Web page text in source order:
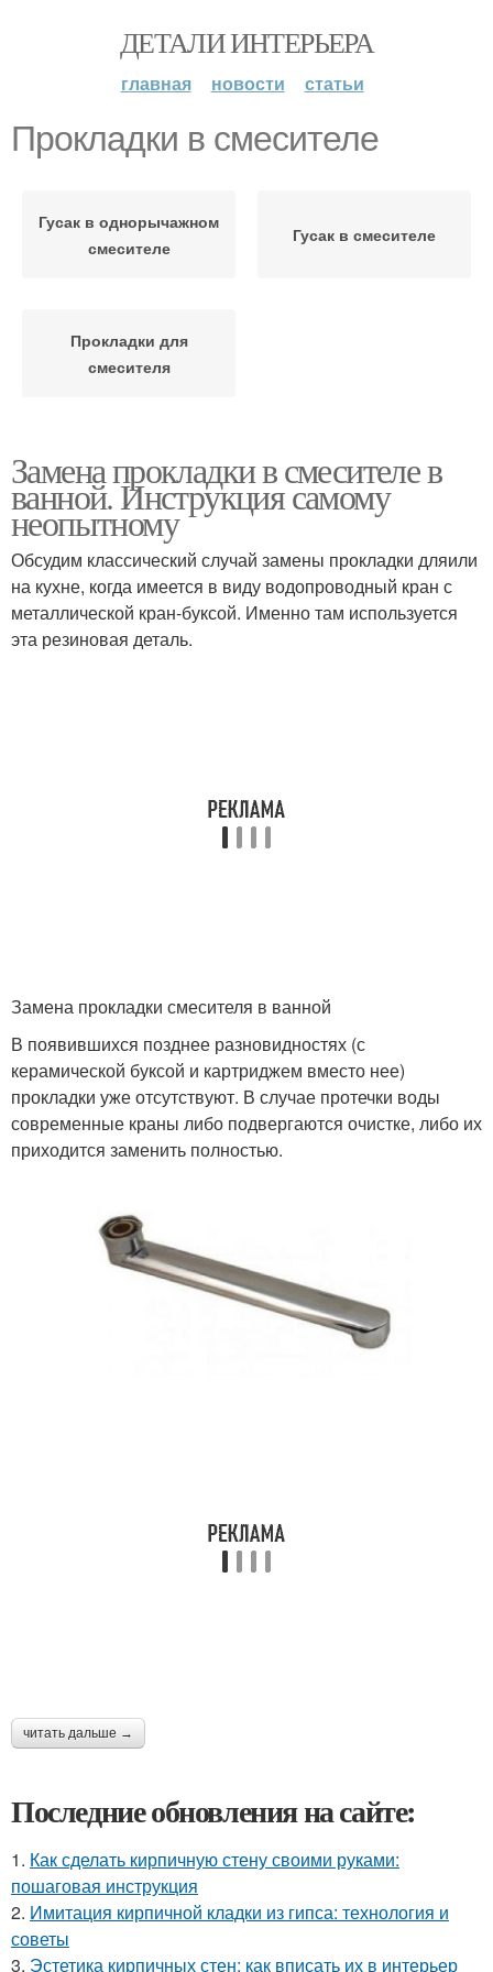
ДЕТАЛИ ИНТЕРЬЕРА
главная новости статьи
Прокладки в смесителе
Гусак в однорычажном
смесителе
Гусак в смесителе
Прокладки для
смесителя
Замена прокладки в смесителе в
ванной. Инструкция самому
неопытному
Обсудим классический случай замены прокладки дляили
на кухне, когда имеется в виду водопроводный кран с
металлической кран-буксой. Именно там используется
эта резиновая деталь.
Замена прокладки смесителя в ванной
В появившихся позднее разновидностях (с
керамической буксой и картриджем вместо нее)
прокладки уже отсутствуют. В случае протечки воды
современные краны либо подвергаются очистке, либо их
приходится заменить полностью.
читать дальше →
Последние обновления на сайте:
1. Как сделать кирпичную стену своими руками:
пошаговая инструкция
2. Имитация кирпичной кладки из гипса: технология и
советы
3. Эстетика кирпичных стен: как вписать их в интерьер